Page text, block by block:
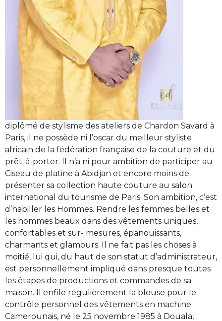
diplômé de stylisme des ateliers de Chardon Savard à
Paris, il ne possède ni l’oscar du meilleur styliste
africain de la fédération française de la couture et du
prêt-à-porter. Il n’a ni pour ambition de participer au
Ciseau de platine à Abidjan et encore moins de
présenter sa collection haute couture au salon
international du tourisme de Paris. Son ambition, c’est
d’habiller les Hommes. Rendre les femmes belles et
les hommes beaux dans des vêtements uniques,
confortables et sur- mesures, épanouissants,
charmants et glamours. Il ne fait pas les choses à
moitié, lui qui, du haut de son statut d’administrateur,
est personnellement impliqué dans presque toutes
les étapes de productions et commandes de sa
maison. Il enfile régulièrement la blouse pour le
contrôle personnel des vêtements en machine.
Camerounais, né le 25 novembre 1985 à Douala,